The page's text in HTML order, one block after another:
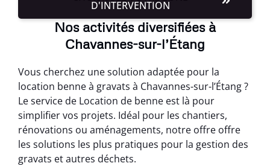
D'INTERVENTION
Nos activités diversifiées à
Chavannes-sur-l’Étang
Vous cherchez une solution adaptée pour la
location benne à gravats à Chavannes-sur-l’Étang ?
Le service de Location de benne est là pour
simplifier vos projets. Idéal pour les chantiers,
rénovations ou aménagements, notre offre offre
les solutions les plus pratiques pour la gestion des
gravats et autres déchets.